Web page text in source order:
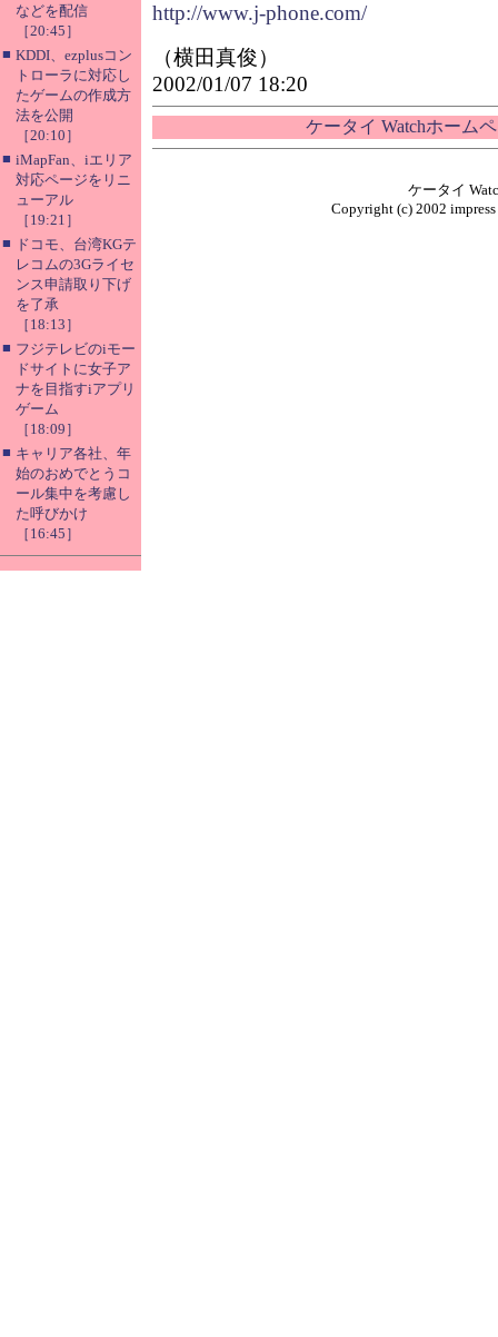
などを配信
［20:45］
■ KDDI、ezplusコン
トローラに対応し
たゲームの作成方
法を公開
［20:10］
■ iMapFan、iエリア
対応ページをリニ
ューアル
［19:21］
■ ドコモ、台湾KGテ
レコムの3Gライセ
ンス申請取り下げ
を了承
［18:13］
■ フジテレビのiモー
ドサイトに女子ア
ナを目指すiアプリ
ゲーム
［18:09］
■ キャリア各社、年
始のおめでとうコ
ール集中を考慮し
た呼びかけ
［16:45］
http://www.j-phone.com/
（横田真俊）
2002/01/07 18:20
ケータイ Watchホーム
ケータイ
Copyright (c) 2002